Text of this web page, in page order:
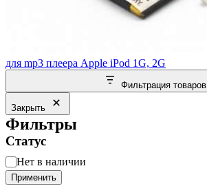
для mp3 плеера Apple iPod 1G, 2G
Фильтрация товаров
Закрыть
Фильтры
Статус
Статус
Нет в наличии
Применить